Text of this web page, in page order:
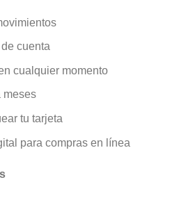
cuenta
cualquier momento
meses
tu tarjeta
para compras en línea